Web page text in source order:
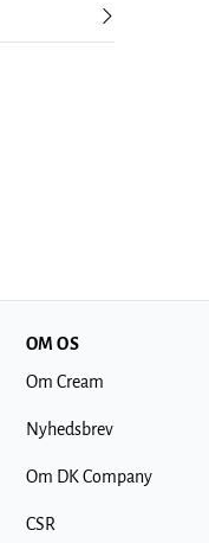
OM OS
Om Cream
Nyhedsbrev
Om DK Company
CSR